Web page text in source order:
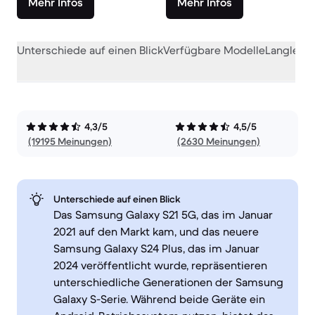
Unterschiede auf einen BlickVerfügbare Modelle
4,3/5
(19195 Meinungen)
4,5/5
(2630 Meinungen)
Unterschiede auf einen Blick
Das Samsung Galaxy S21 5G, das im Januar
2021 auf den Markt kam, und das neuere
Samsung Galaxy S24 Plus, das im Januar
2024 veröffentlicht wurde, repräsentieren
unterschiedliche Generationen der Samsung
Galaxy S-Serie. Während beide Geräte ein